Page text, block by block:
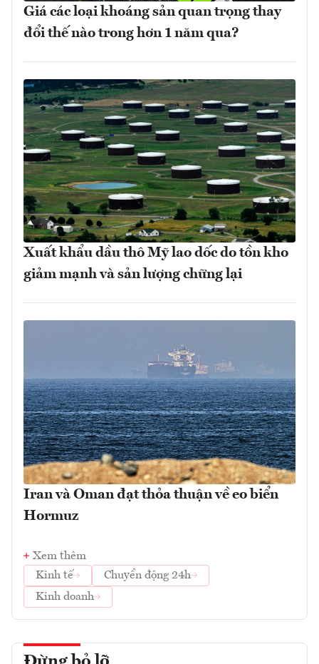
Giá các loại khoáng sản quan trọng thay
đổi thế nào trong hơn 1 năm qua?
Xuất khẩu dầu thô Mỹ lao dốc do tồn kho
giảm mạnh và sản lượng chững lại
Iran và Oman đạt thỏa thuận về eo biển
Hormuz
Xem thêm
Kinh tế
Chuyển động 24h
Kinh doanh